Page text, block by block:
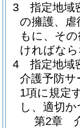
3
指定地域
の擁護、
もに、そ
ければな
4
指定地域
介護予防
1項に規定
し、適切
第2章